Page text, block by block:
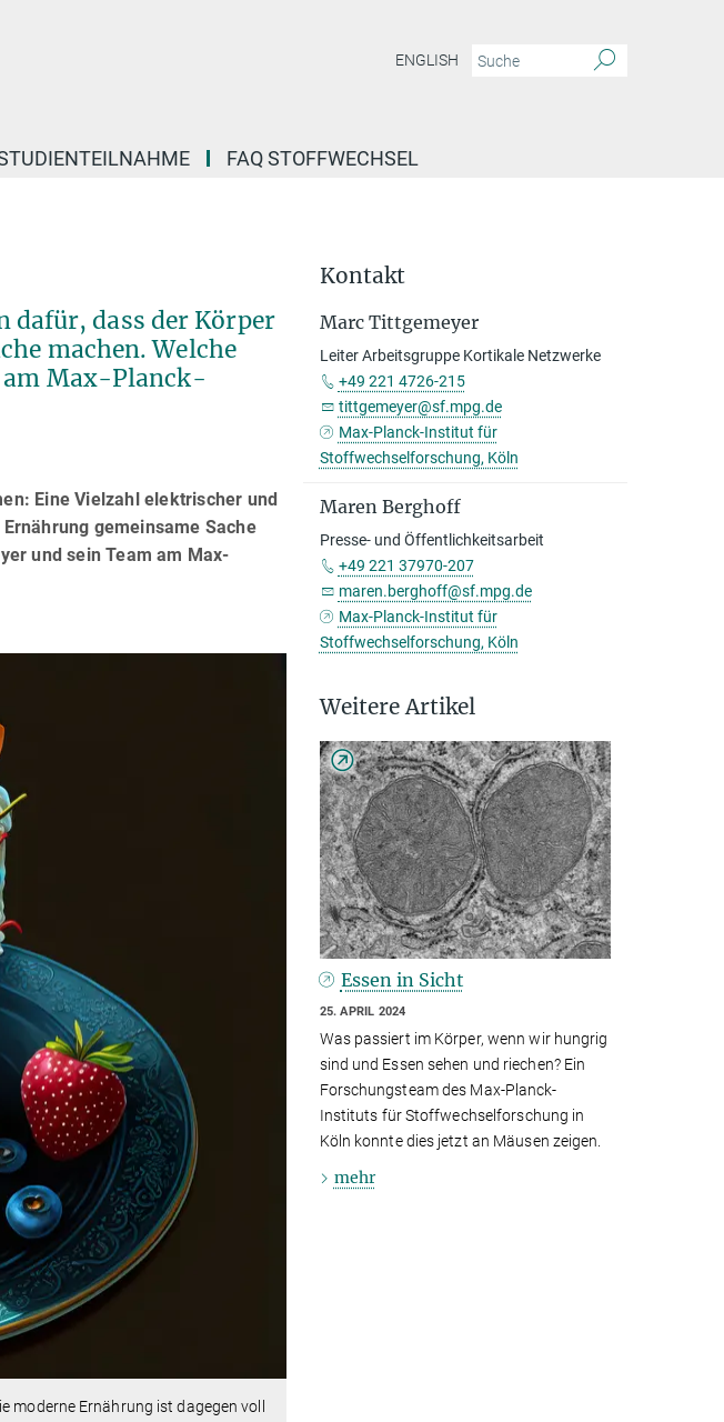
ENGLISH
FAQ STOFFWECHSEL
dafür, dass der Körper
machen. Welche
am Max-Planck-
Eine Vielzahl elektrischer und
gemeinsame Sache
und sein Team am Max-
Ernährung ist dagegen voll
Kontakt
Marc Tittgemeyer
Leiter Arbeitsgruppe Kortikale Netzwerke
+49 221 4726-215
tittgemeyer@sf.mpg.de
Max-Planck-Institut für
Stoffwechselforschung, Köln
Maren Berghoff
Presse- und Öffentlichkeitsarbeit
+49 221 37970-207
maren.berghoff@sf.mpg.de
Max-Planck-Institut für
Stoffwechselforschung, Köln
Weitere Artikel
Essen in Sicht
25. APRIL 2024
Was passiert im Körper, wenn wir hungrig
sind und Essen sehen und riechen? Ein
Forschungsteam des Max-Planck-
Instituts für Stoffwechselforschung in
Köln konnte dies jetzt an Mäusen zeigen.
mehr